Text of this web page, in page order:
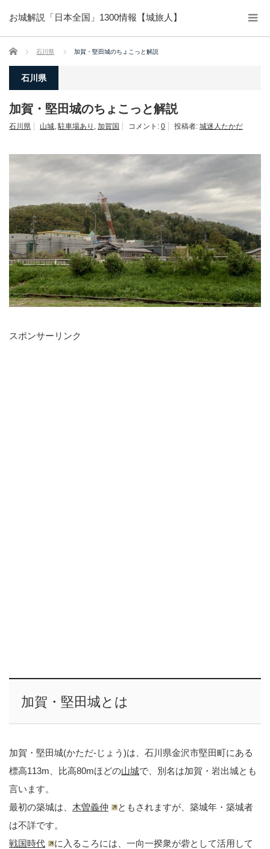
お城解説「日本全国」1300情報【城旅人】
ホーム 石川県 加賀・堅田城のちょこっと解説
石川県
加賀・堅田城のちょこっと解説
石川県 山城,駐車場あり , 加賀国 コメント: 0 投稿者: 城迷人たかだ
スポンサーリンク
加賀・堅田城とは
加賀・堅田城(かただ-じょう)は、石川県金沢市堅田町にある
標高113m、比高80mほどの山城で、別名は加賀・岩出城とも
言います。
最初の築城は、 木曽義仲
ともされますが、築城年・築城者
は不詳です。
戦国時代
に入るころには、一向一揆衆が砦として活用して